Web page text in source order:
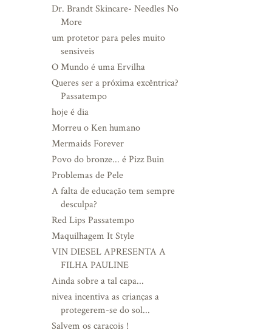
Dr. Brandt Skincare- Needles No
More
um protetor para peles muito
sensiveis
O Mundo é uma Ervilha
Queres ser a próxima excêntrica?
Passatempo
hoje é dia
Morreu o Ken humano
Mermaids Forever
Povo do bronze... é Pizz Buin
Problemas de Pele
A falta de educação tem sempre
desculpa?
Red Lips Passatempo
Maquilhagem It Style
VIN DIESEL APRESENTA A
FILHA PAULINE
Ainda sobre a tal capa...
nivea incentiva as crianças a
protegerem-se do sol...
Salvem os caracois !